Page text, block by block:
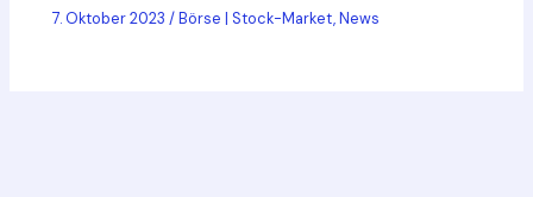
7. Oktober 2023/Börse | Stock-Market,News